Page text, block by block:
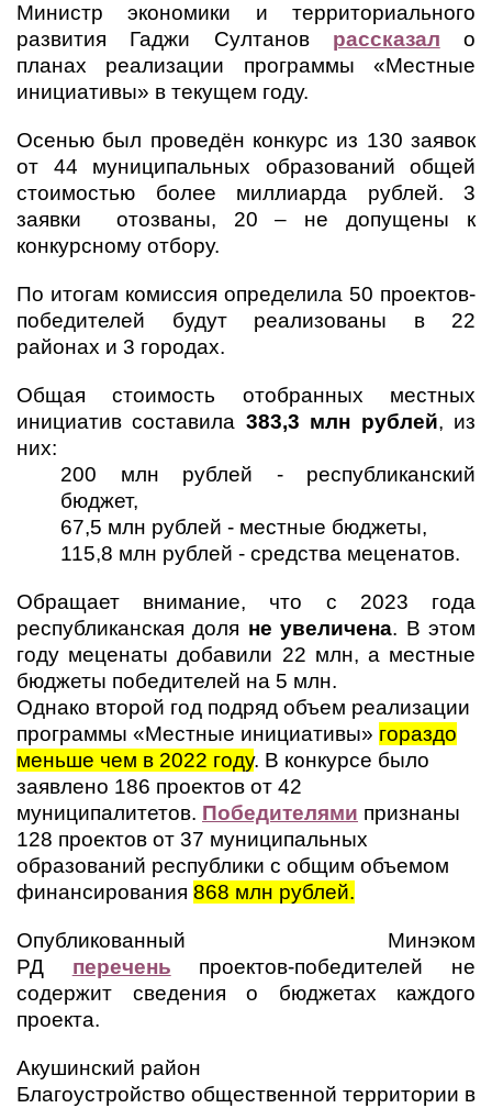
Министр экономики и территориального
развития Гаджи Султанов рассказал о
планах реализации программы «Местные
инициативы» в текущем году.
Осенью был проведён конкурс из 130 заявок
от 44 муниципальных образований общей
стоимостью более миллиарда рублей. 3
заявки отозваны, 20 – не допущены к
конкурсному отбору.
По итогам комиссия определила 50 проектов-
победителей будут реализованы в 22
районах и 3 городах.
Общая стоимость отобранных местных
инициатив составила 383,3 млн рублей, из
них:
200 млн рублей - республиканский
бюджет,
67,5 млн рублей - местные бюджеты,
115,8 млн рублей - средства меценатов.
Обращает внимание, что с 2023 года
республиканская доля не увеличена. В этом
году меценаты добавили 22 млн, а местные
бюджеты победителей на 5 млн.
Однако второй год подряд объем реализации
программы «Местные инициативы» гораздо
меньше чем в 2022 году. В конкурсе было
заявлено 186 проектов от 42
муниципалитетов. Победителями признаны
128 проектов от 37 муниципальных
образований республики с общим объемом
финансирования 868 млн рублей.
Опубликованный Минэком
РД перечень проектов-победителей не
содержит сведения о бюджетах каждого
проекта.
Акушинский район
Благоустройство общественной территории в